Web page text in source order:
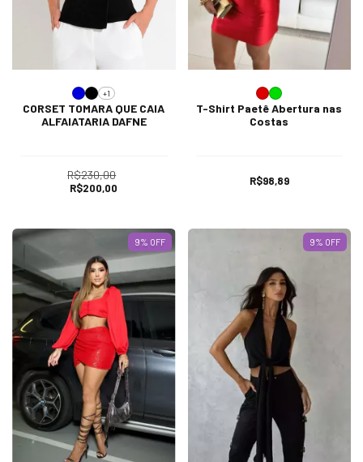
+1
CORSET TOMARA QUE CAIA
ALFAIATARIA DAFNE
R$230,00
R$200,00
T-Shirt Paetê Abertura nas
Costas
R$98,89
9% OFF 9% OFF